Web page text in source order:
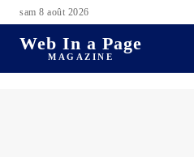
sam 8 août 2026
Web In a Page
MAGAZINE